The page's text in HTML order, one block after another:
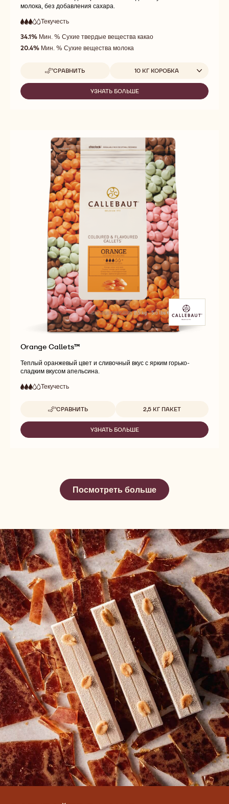
молока, без добавления сахара.
3
out
of
5
Текучесть
текучесть
34.1% Мин. % Сухие твердые вещества какао
20.4% Мин. % Сухие вещества молока
СРАВНИТЬ
-
MALCHOC-
Доступные размеры
10 КГ КОРОБКА
УЗНАТЬ БОЛЬШЕ
-
Orange Callets™
Теплый оранжевый цвет и сливочный вкус с ярким горько-
сладким вкусом апельсина.
3 Текучесть
СРАВНИТЬ
-
ORANGE
CALLETS™
Доступные размеры
2,5 КГ ПАКЕТ
УЗНАТЬ БОЛЬШЕ
-
Посмотреть больше